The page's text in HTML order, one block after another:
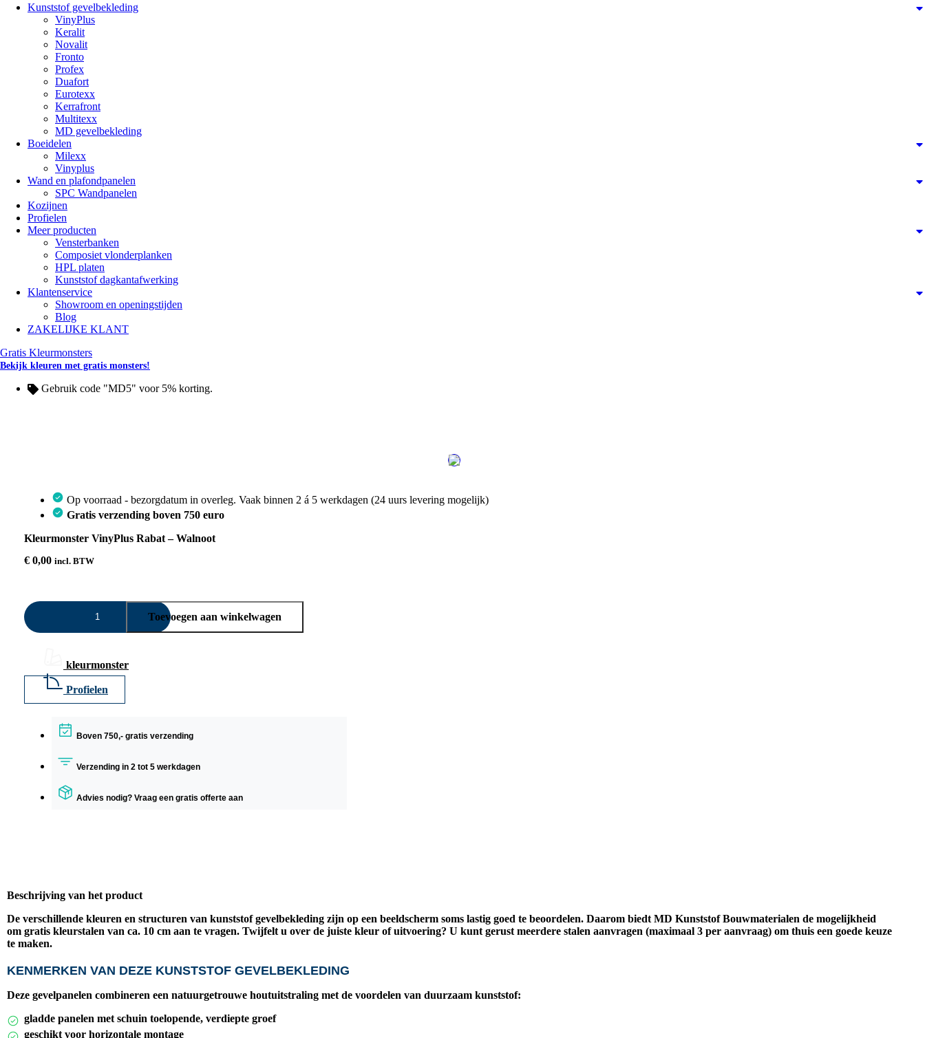
Kunststof gevelbekleding
VinyPlus
Keralit
Novalit
Fronto
Profex
Duafort
Eurotexx
Kerrafront
Multitexx
MD gevelbekleding
Boeidelen
Milexx
Vinyplus
Wand en plafondpanelen
SPC Wandpanelen
Kozijnen
Profielen
Meer producten
Vensterbanken
Composiet vlonderplanken
HPL platen
Kunststof dagkantafwerking
Klantenservice
Showroom en openingstijden
Blog
ZAKELIJKE KLANT
Gratis Kleurmonsters
Bekijk kleuren met gratis monsters!
Gebruik code "MD5" voor 5% korting.
Op voorraad - bezorgdatum in overleg. Vaak binnen 2 á 5 werkdagen (24 uurs levering mogelijk)
Gratis verzending boven 750 euro
Kleurmonster VinyPlus Rabat – Walnoot
€ 0,00 incl. BTW
Kleurmonster
VinyPlus
Rabat
Toevoegen aan winkelwagen
kleurmonster
Profielen
Boven 750,- gratis verzending
Verzending in 2 tot 5 werkdagen
Advies nodig? Vraag een gratis offerte aan
Beschrijving van het product
De verschillende kleuren en structuren van kunststof gevelbekleding zijn op een beeldscherm soms lastig goed te beoordelen. Daarom biedt MD Kunststof Bouwmaterialen de mogelijkheid
om gratis kleurstalen van ca. 10 cm aan te vragen. Twijfelt u over de juiste kleur of uitvoering? U kunt gerust meerdere stalen aanvragen (maximaal 3 per aanvraag) om thuis een goede keuze
te maken.
KENMERKEN VAN DEZE KUNSTSTOF GEVELBEKLEDING
Deze gevelpanelen combineren een natuurgetrouwe houtuitstraling met de voordelen van duurzaam kunststof:
gladde panelen met schuin toelopende, verdiepte groef
geschikt voor horizontale montage